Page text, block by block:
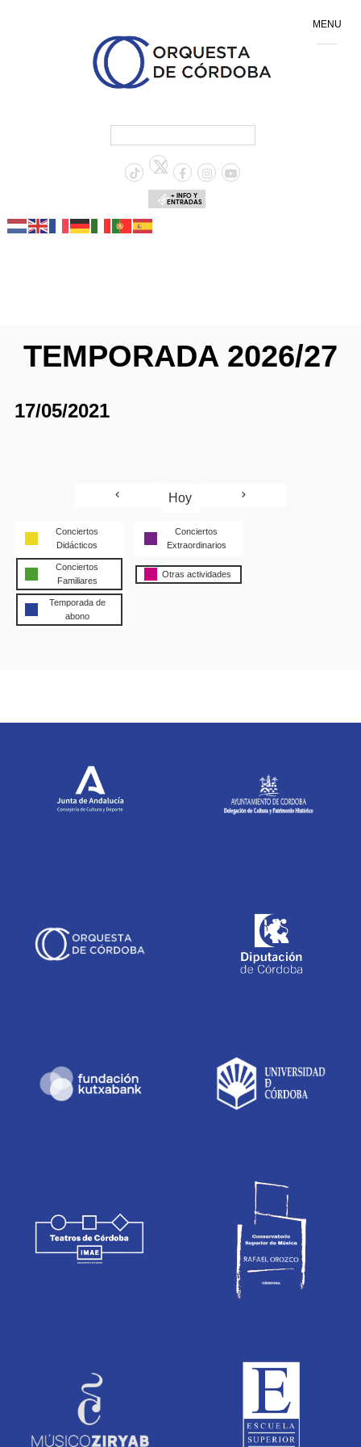
+ INFO Y
ENTRADAS
TEMPORADA 2026/27
17/05/2021
Hoy
Conciertos
Didácticos
Conciertos
Extraordinarios
Conciertos
Familiares
Otras actividades
Temporada de
abono
MENU